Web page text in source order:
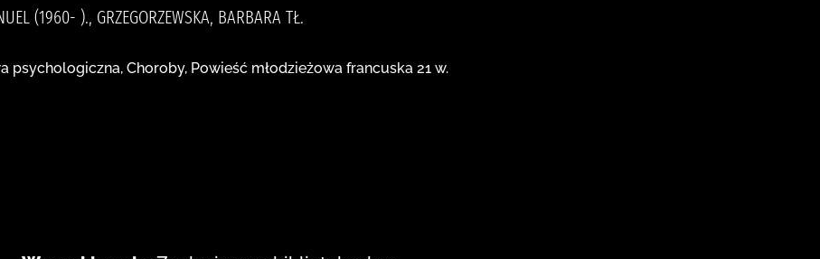
(1960- )., GRZEGORZEWSKA, BARBARA TŁ.
psychologiczna, Choroby, Powieść młodzieżowa francuska 21 w.